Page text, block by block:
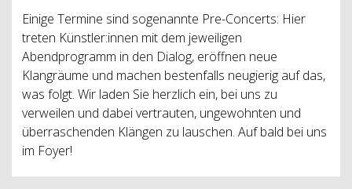
Einige Termine sind sogenannte Pre-Concerts: Hier
treten Künstler:innen mit dem jeweiligen
Abendprogramm in den Dialog, eröffnen neue
Klangräume und machen bestenfalls neugierig auf das,
was folgt. Wir laden Sie herzlich ein, bei uns zu
verweilen und dabei vertrauten, ungewohnten und
überraschenden Klängen zu lauschen. Auf bald bei uns
im Foyer!